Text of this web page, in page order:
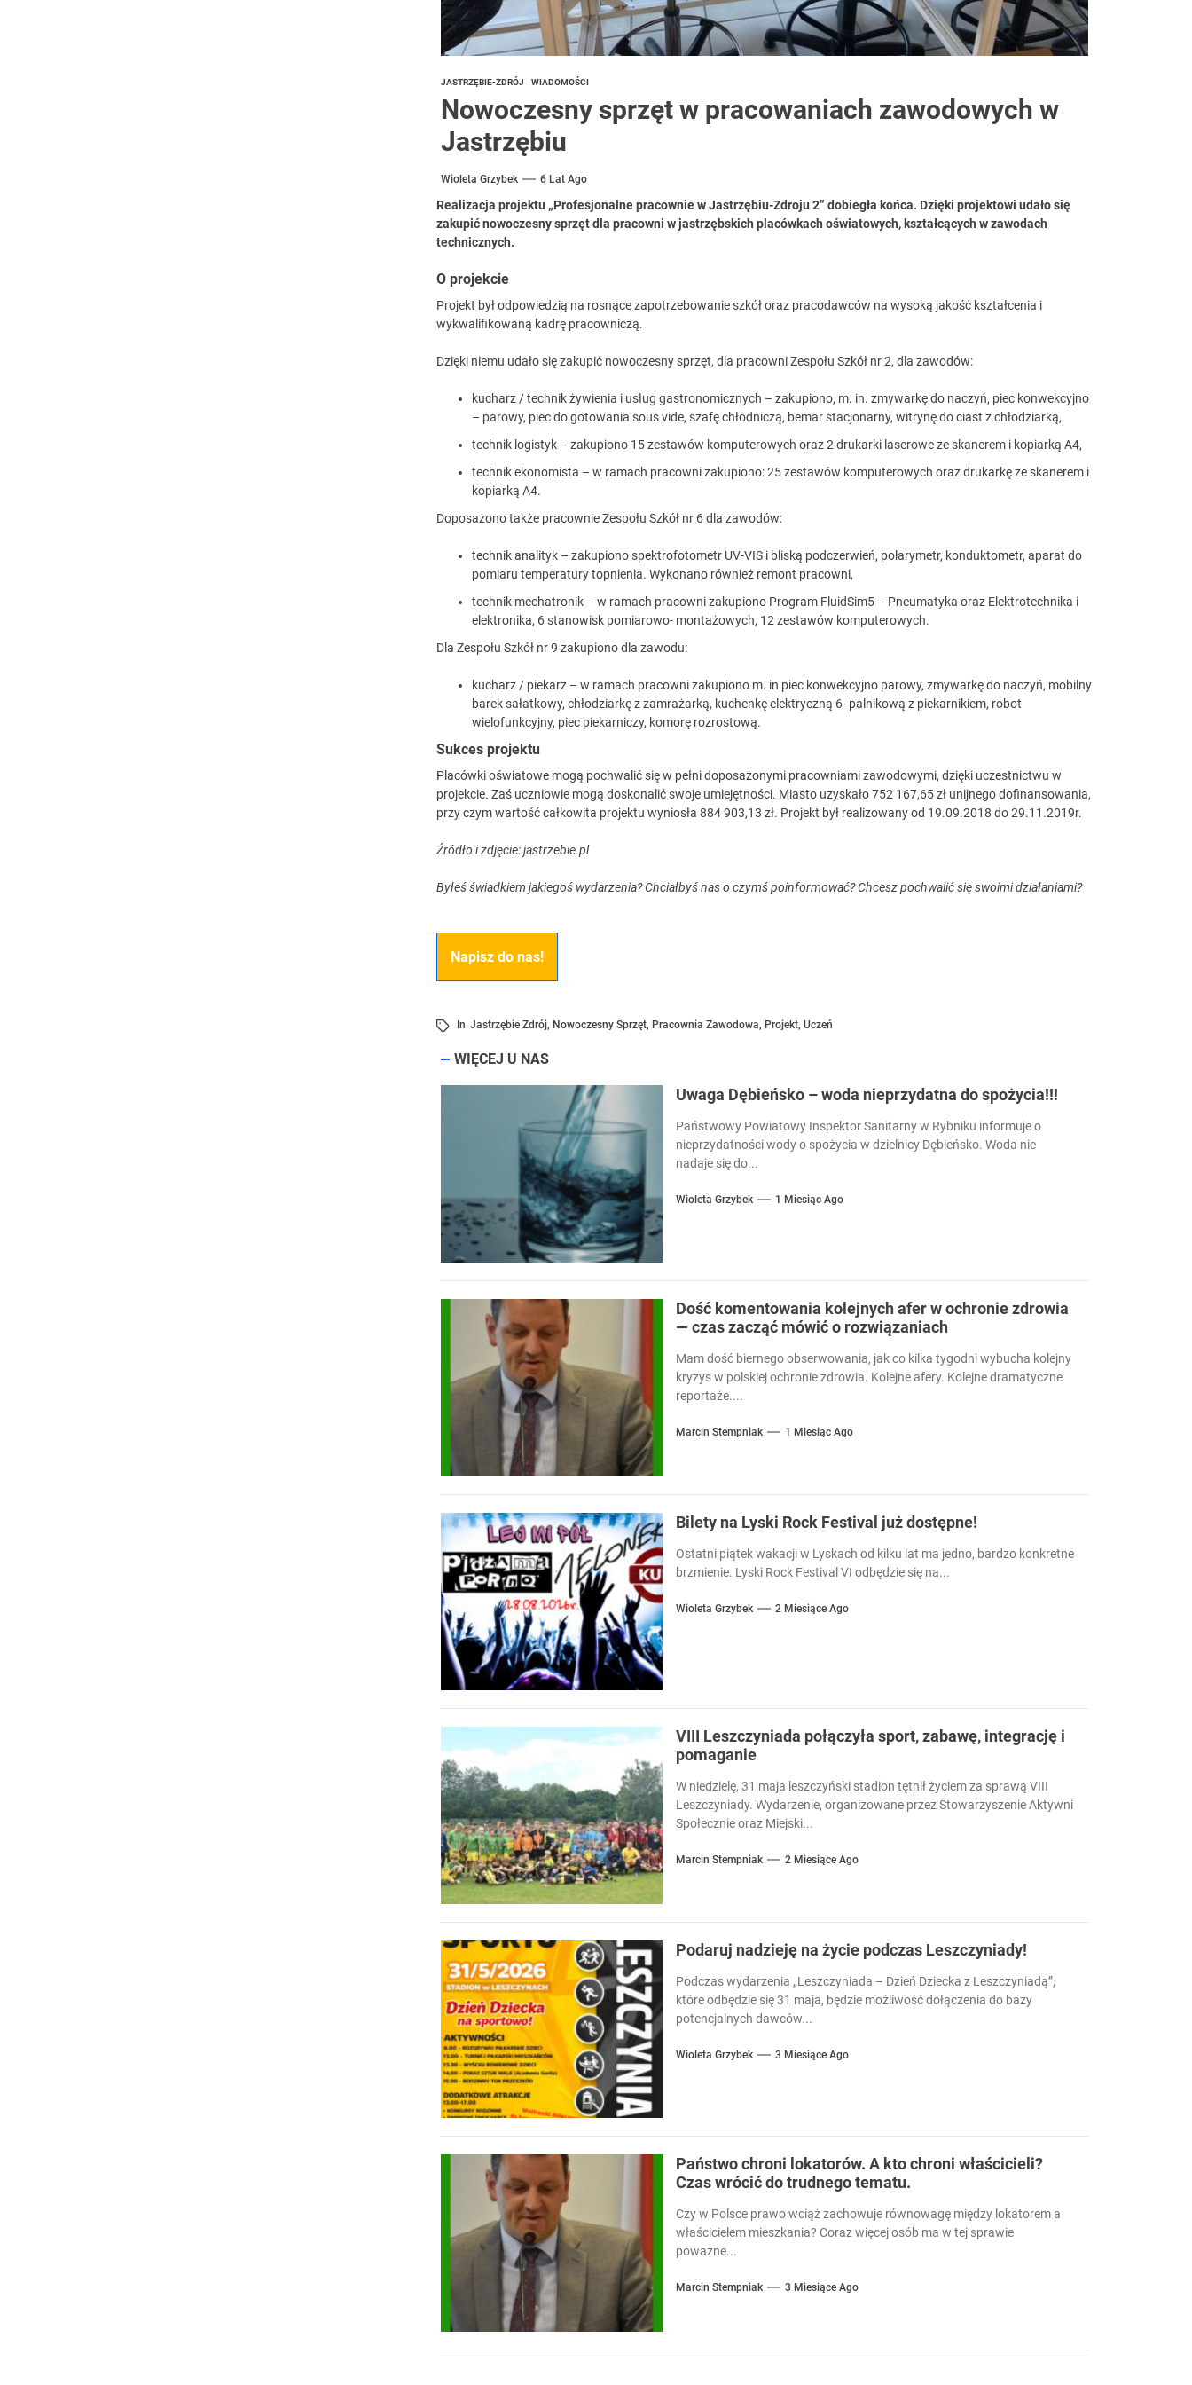
JASTRZĘBIE-ZDRÓJ WIADOMOŚCI
Nowoczesny sprzęt w pracowaniach zawodowych w
Jastrzębiu
Wioleta Grzybek 6 Lat Ago
Realizacja projektu „Profesjonalne pracownie w Jastrzębiu-Zdroju 2” dobiegła końca. Dzięki projektowi udało się
zakupić nowoczesny sprzęt dla pracowni w jastrzębskich placówkach oświatowych, kształcących w zawodach
technicznych.
O projekcie
Projekt był odpowiedzią na rosnące zapotrzebowanie szkół oraz pracodawców na wysoką jakość kształcenia i
wykwalifikowaną kadrę pracowniczą.
Dzięki niemu udało się zakupić nowoczesny sprzęt, dla pracowni Zespołu Szkół nr 2, dla zawodów:
kucharz / technik żywienia i usług gastronomicznych – zakupiono, m. in. zmywarkę do naczyń, piec konwekcyjno
– parowy, piec do gotowania sous vide, szafę chłodniczą, bemar stacjonarny, witrynę do ciast z chłodziarką,
technik logistyk – zakupiono 15 zestawów komputerowych oraz 2 drukarki laserowe ze skanerem i kopiarką A4,
technik ekonomista – w ramach pracowni zakupiono: 25 zestawów komputerowych oraz drukarkę ze skanerem i
kopiarką A4.
Doposażono także pracownie Zespołu Szkół nr 6 dla zawodów:
technik analityk – zakupiono spektrofotometr UV-VIS i bliską podczerwień, polarymetr, konduktometr, aparat do
pomiaru temperatury topnienia. Wykonano również remont pracowni,
technik mechatronik – w ramach pracowni zakupiono Program FluidSim5 – Pneumatyka oraz Elektrotechnika i
elektronika, 6 stanowisk pomiarowo- montażowych, 12 zestawów komputerowych.
Dla Zespołu Szkół nr 9 zakupiono dla zawodu:
kucharz / piekarz – w ramach pracowni zakupiono m. in piec konwekcyjno parowy, zmywarkę do naczyń, mobilny
barek sałatkowy, chłodziarkę z zamrażarką, kuchenkę elektryczną 6- palnikową z piekarnikiem, robot
wielofunkcyjny, piec piekarniczy, komorę rozrostową.
Sukces projektu
Placówki oświatowe mogą pochwalić się w pełni doposażonymi pracowniami zawodowymi, dzięki uczestnictwu w
projekcie. Zaś uczniowie mogą doskonalić swoje umiejętności. Miasto uzyskało 752 167,65 zł unijnego dofinansowania,
przy czym wartość całkowita projektu wyniosła 884 903,13 zł. Projekt był realizowany od 19.09.2018 do 29.11.2019r.
Źródło i zdjęcie: jastrzebie.pl
Byłeś świadkiem jakiegoś wydarzenia? Chciałbyś nas o czymś poinformować? Chcesz pochwalić się swoimi działaniami?
Napisz do nas!
In Jastrzębie Zdrój, Nowoczesny Sprzęt, Pracownia Zawodowa, Projekt, Uczeń
WIĘCEJ U NAS
Uwaga Dębieńsko – woda nieprzydatna do spożycia!!!
Państwowy Powiatowy Inspektor Sanitarny w Rybniku informuje o
nieprzydatności wody o spożycia w dzielnicy Dębieńsko. Woda nie
nadaje się do...
Wioleta Grzybek 1 Miesiąc Ago
Dość komentowania kolejnych afer w ochronie zdrowia
— czas zacząć mówić o rozwiązaniach
Mam dość biernego obserwowania, jak co kilka tygodni wybucha kolejny
kryzys w polskiej ochronie zdrowia. Kolejne afery. Kolejne dramatyczne
reportaże....
Marcin Stempniak 1 Miesiąc Ago
Bilety na Lyski Rock Festival już dostępne!
Ostatni piątek wakacji w Lyskach od kilku lat ma jedno, bardzo konkretne
brzmienie. Lyski Rock Festival VI odbędzie się na...
Wioleta Grzybek 2 Miesiące Ago
VIII Leszczyniada połączyła sport, zabawę, integrację i
pomaganie
W niedzielę, 31 maja leszczyński stadion tętnił życiem za sprawą VIII
Leszczyniady. Wydarzenie, organizowane przez Stowarzyszenie Aktywni
Społecznie oraz Miejski...
Marcin Stempniak 2 Miesiące Ago
Podaruj nadzieję na życie podczas Leszczyniady!
Podczas wydarzenia „Leszczyniada – Dzień Dziecka z Leszczyniadą”,
które odbędzie się 31 maja, będzie możliwość dołączenia do bazy
potencjalnych dawców...
Wioleta Grzybek 3 Miesiące Ago
Państwo chroni lokatorów. A kto chroni właścicieli?
Czas wrócić do trudnego tematu.
Czy w Polsce prawo wciąż zachowuje równowagę między lokatorem a
właścicielem mieszkania? Coraz więcej osób ma w tej sprawie
poważne...
Marcin Stempniak 3 Miesiące Ago